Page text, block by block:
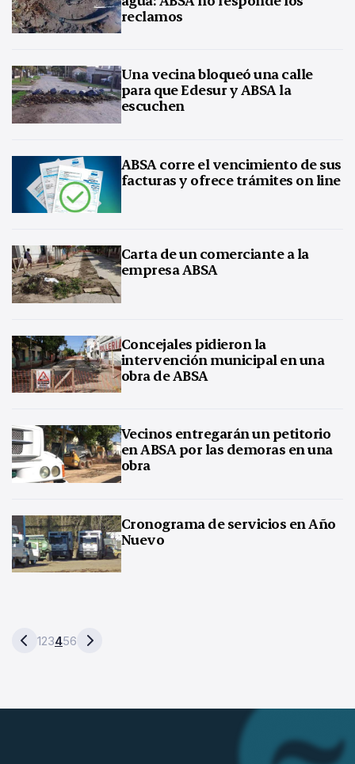
reclamos
Una vecina bloqueó una calle
para que Edesur y ABSA la
escuchen
ABSA corre el vencimiento de sus
facturas y ofrece trámites on line
Carta de un comerciante a la
empresa ABSA
Concejales pidieron la
intervención municipal en una
obra de ABSA
Vecinos entregarán un petitorio
en ABSA por las demoras en una
obra
Cronograma de servicios en Año
Nuevo
123456